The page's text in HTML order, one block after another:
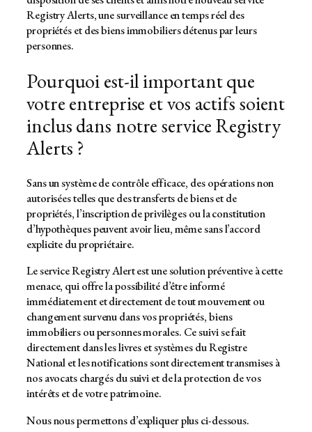
Registry Alerts, une surveillance en temps réel des
propriétés et des biens immobiliers détenus par leurs
personnes.
Pourquoi est-il important que
votre entreprise et vos actifs soient
inclus dans notre service Registry
Alerts ?
Sans un système de contrôle efficace, des opérations non
autorisées telles que des transferts de biens et de
propriétés, l’inscription de privilèges ou la constitution
d’hypothèques peuvent avoir lieu, même sans l’accord
explicite du propriétaire.
Le service Registry Alert est une solution préventive à cette
menace, qui offre la possibilité d’être informé
immédiatement et directement de tout mouvement ou
changement survenu dans vos propriétés, biens
immobiliers ou personnes morales. Ce suivi se fait
directement dans les livres et systèmes du Registre
National et les notifications sont directement transmises à
nos avocats chargés du suivi et de la protection de vos
intérêts et de votre patrimoine.
Nous nous permettons d’expliquer plus ci-dessous.